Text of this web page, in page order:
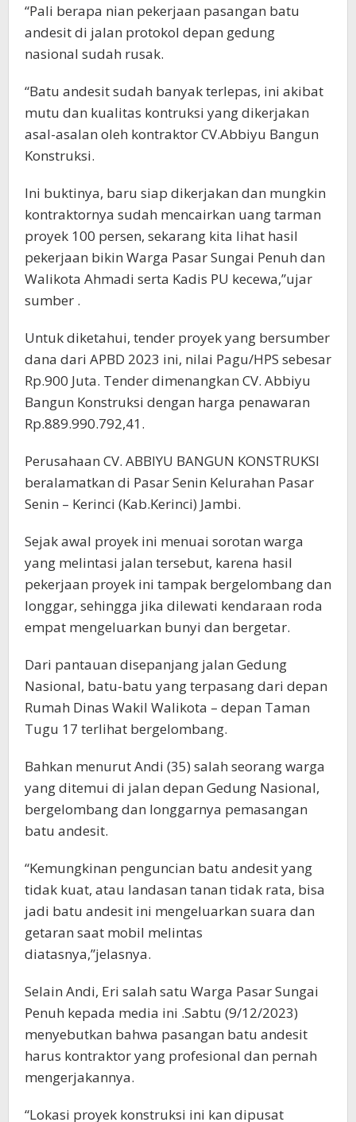
“Pali berapa nian pekerjaan pasangan batu
andesit di jalan protokol depan gedung
nasional sudah rusak.
“Batu andesit sudah banyak terlepas, ini akibat
mutu dan kualitas kontruksi yang dikerjakan
asal-asalan oleh kontraktor CV.Abbiyu Bangun
Konstruksi.
Ini buktinya, baru siap dikerjakan dan mungkin
kontraktornya sudah mencairkan uang tarman
proyek 100 persen, sekarang kita lihat hasil
pekerjaan bikin Warga Pasar Sungai Penuh dan
Walikota Ahmadi serta Kadis PU kecewa,”ujar
sumber .
Untuk diketahui, tender proyek yang bersumber
dana dari APBD 2023 ini, nilai Pagu/HPS sebesar
Rp.900 Juta. Tender dimenangkan CV. Abbiyu
Bangun Konstruksi dengan harga penawaran
Rp.889.990.792,41.
Perusahaan CV. ABBIYU BANGUN KONSTRUKSI
beralamatkan di Pasar Senin Kelurahan Pasar
Senin – Kerinci (Kab.Kerinci) Jambi.
Sejak awal proyek ini menuai sorotan warga
yang melintasi jalan tersebut, karena hasil
pekerjaan proyek ini tampak bergelombang dan
longgar, sehingga jika dilewati kendaraan roda
empat mengeluarkan bunyi dan bergetar.
Dari pantauan disepanjang jalan Gedung
Nasional, batu-batu yang terpasang dari depan
Rumah Dinas Wakil Walikota – depan Taman
Tugu 17 terlihat bergelombang.
Bahkan menurut Andi (35) salah seorang warga
yang ditemui di jalan depan Gedung Nasional,
bergelombang dan longgarnya pemasangan
batu andesit.
“Kemungkinan penguncian batu andesit yang
tidak kuat, atau landasan tanan tidak rata, bisa
jadi batu andesit ini mengeluarkan suara dan
getaran saat mobil melintas
diatasnya,”jelasnya.
Selain Andi, Eri salah satu Warga Pasar Sungai
Penuh kepada media ini .Sabtu (9/12/2023)
menyebutkan bahwa pasangan batu andesit
harus kontraktor yang profesional dan pernah
mengerjakannya.
“Lokasi proyek konstruksi ini kan dipusat